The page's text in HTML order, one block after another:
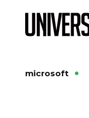
microsoft